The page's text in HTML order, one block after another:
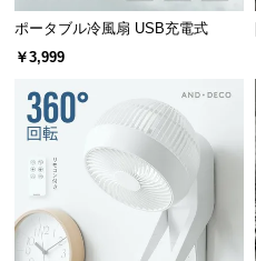
梱
置
サ
ー
ビ
ス
つ
い
ポータブル冷風扇 USB充電式
￥3,999